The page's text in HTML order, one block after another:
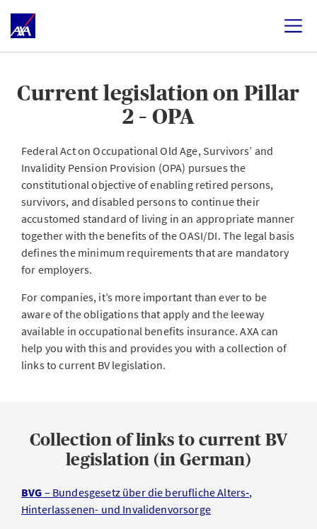
Current legislation on Pillar
2 – OPA
Federal Act on Occupational Old Age, Survivors’ and
Invalidity Pension Provision (OPA) pursues the
constitutional objective of enabling retired persons,
survivors, and disabled persons to continue their
accustomed standard of living in an appropriate manner
together with the benefits of the OASI/DI. The legal basis
defines the minimum requirements that are mandatory
for employers.
For companies, it’s more important than ever to be
aware of the obligations that apply and the leeway
available in occupational benefits insurance. AXA can
help you with this and provides you with a collection of
links to current BV legislation.
Collection of links to current BV
legislation (in German)
BVG – Bundesgesetz über die berufliche Alters‑,
Hinterlassenen- und Invalidenvorsorge